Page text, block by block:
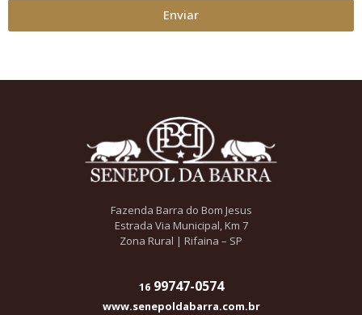
Enviar
Fazenda Barra do Bom Jesus
Estrada Via Municipal, Km 7
Zona Rural | Rifaina – SP
1699747-0574
www.senepoldabarra.com.br